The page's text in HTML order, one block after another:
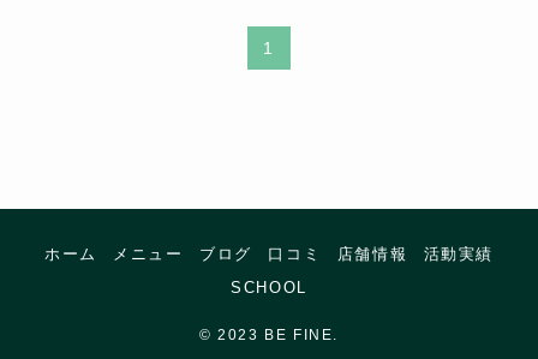
1
ホーム メニュー ブログ 口コミ 店舗情報
活動実績
SCHOOL
© 2023 BE FINE.